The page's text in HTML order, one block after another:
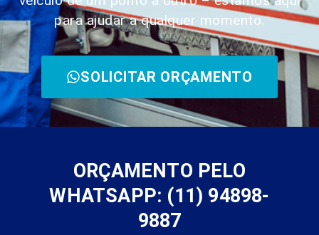
para ajudar a qualquer momento.
SOLICITAR ORÇAMENTO
ORÇAMENTO PELO
WHATSAPP: (11) 94898-
9887